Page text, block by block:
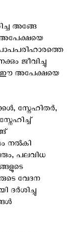
അങ്ങേ
അപേക്ഷയെ
ജീവിച്ചു
ഈ അപേക്ഷയെ
സ്നേഹിതര്‍,
നല്‍കി
പലവിധ
വേദന
ദര്‍ശിച്ചു